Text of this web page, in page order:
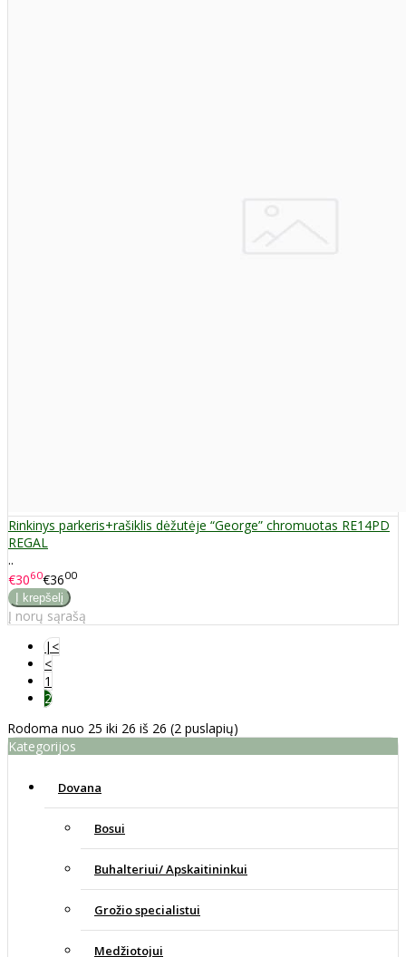
Rinkinys parkeris+rašiklis dėžutėje “George” chromuotas RE14PD
REGAL
..
€3060€3600
Į norų sąrašą
|<
<
1
2
Rodoma nuo 25 iki 26 iš 26 (2 puslapių)
Kategorijos
Dovana
Bosui
Buhalteriui/ Apskaitininkui
Grožio specialistui
Medžiotojui